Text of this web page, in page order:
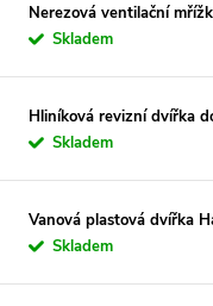
Nerezová ventilační
Skladem
Hliníková revizní dvířka
Skladem
Vanová plastová dvířka
Skladem